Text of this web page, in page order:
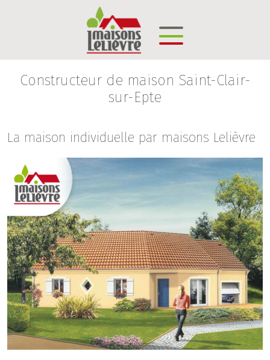
Constructeur de maison Saint-Clair-
sur-Epte
La maison individuelle par maisons Lelièvre